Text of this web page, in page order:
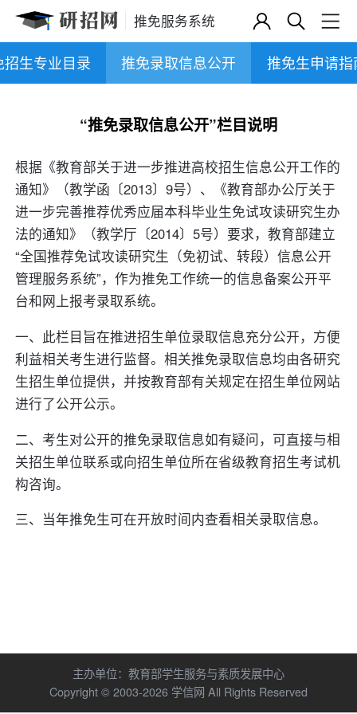
推免服务系统
招生专业目录 推免录取信息公开 推免生申请指
“推免录取信息公开”栏目说明
根据《教育部关于进一步推进高校招生信息公开工作的
通知》（教学函〔2013〕9号）、《教育部办公厅关于
进一步完善推荐优秀应届本科毕业生免试攻读研究生办
法的通知》（教学厅〔2014〕5号）要求，教育部建立
“全国推荐免试攻读研究生（免初试、转段）信息公开
管理服务系统”，作为推免工作统一的信息备案公开平
台和网上报考录取系统。
一、此栏目旨在推进招生单位录取信息充分公开，方便
利益相关考生进行监督。相关推免录取信息均由各研究
生招生单位提供，并按教育部有关规定在招生单位网站
进行了公开公示。
二、考生对公开的推免录取信息如有疑问，可直接与相
关招生单位联系或向招生单位所在省级教育招生考试机
构咨询。
三、当年推免生可在开放时间内查看相关录取信息。
主办单位： 教育部学生服务与素质发展中心
Copyright © 2003-2026 学信网 All Rights Reserved